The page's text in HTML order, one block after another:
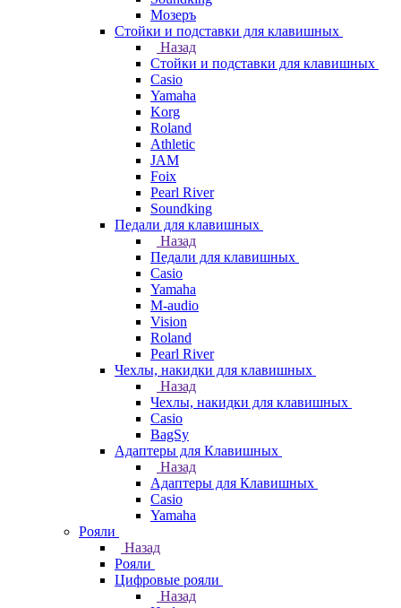
Мозеръ
Стойки и подставки для клавишных
Назад
Стойки и подставки для клавишных
Casio
Yamaha
Korg
Roland
Athletic
JAM
Foix
Pearl River
Soundking
Педали для клавишных
Назад
Педали для клавишных
Casio
Yamaha
M-audio
Vision
Roland
Pearl River
Чехлы, накидки для клавишных
Назад
Чехлы, накидки для клавишных
Casio
BagSy
Адаптеры для Клавишных
Назад
Адаптеры для Клавишных
Casio
Yamaha
Рояли
Назад
Рояли
Цифровые рояли
Назад